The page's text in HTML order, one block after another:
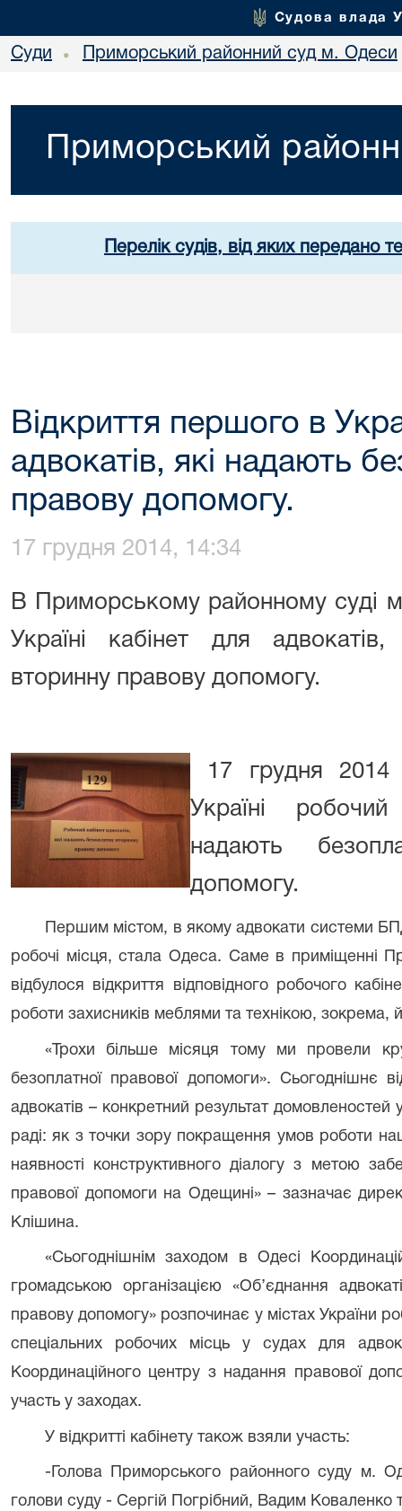
Судова влада
Суди • Приморський районний суд м. Одеси
Приморський
Перелік судів, від яких передано
Відкриття першого в
адвокатів, які надають
правову допомогу.
17 грудня 2014, 14:34
В Приморському районному суді
Україні кабінет для
вторинну правову допомогу.
17 грудня
Україні
надають
допомогу.
Першим містом, в якому адвокати системи
робочі місця, стала Одеса. Саме в приміщенні
відбулося відкриття відповідного робочого
роботи захисників меблями та технікою, зокрема,
«Трохи більше місяця тому ми провели
безоплатної правової допомоги». Сьогоднішнє
адвокатів – конкретний результат домовленостей
раді: як з точки зору покращення умов роботи
наявності конструктивного діалогу з метою
правової допомоги на Одещині» – зазначає
Клішина.
«Сьогоднішнім заходом в Одесі
громадською організацією «Об’єднання
правову допомогу» розпочинає у містах України
спеціальних робочих місць у судах для
Координаційного центру з надання правової
участь у заходах.
У відкритті кабінету також взяли участь:
-Голова Приморського районного суду м.
голови суду - Сергій Погрібний, Вадим Коваленко